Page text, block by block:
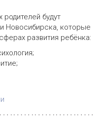
будут
Новосибирска, которые
развития ребёнка: